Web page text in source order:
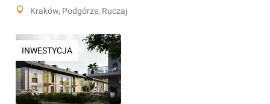
Kraków, Podgórze, Ruczaj
INWESTYCJA